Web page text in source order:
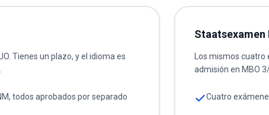
Tienes un plazo, y el idioma es
todos aprobados por separado
Staatsexamen
Los mismos
admisión en MBO
Cuatro